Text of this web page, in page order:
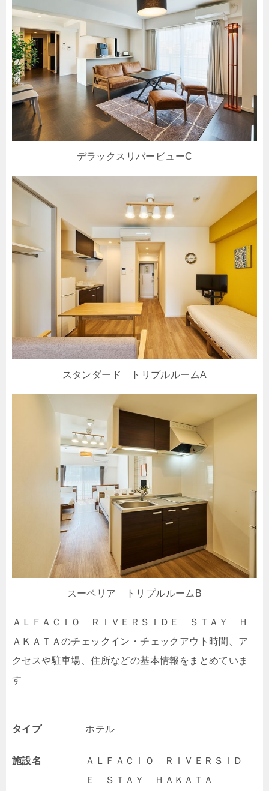
デラックスリバービューC
スタンダード トリプルルームA
スーペリア トリプルルームB
ＡＬＦＡＣＩＯ ＲＩＶＥＲＳＩＤＥ ＳＴＡＹ Ｈ
ＡＫＡＴＡのチェックイン・チェックアウト時間、ア
クセスや駐車場、住所などの基本情報をまとめていま
す
タイプ ホテル
施設名
ＡＬＦＡＣＩＯ ＲＩＶＥＲＳＩＤ
Ｅ ＳＴＡＹ ＨＡＫＡＴＡ